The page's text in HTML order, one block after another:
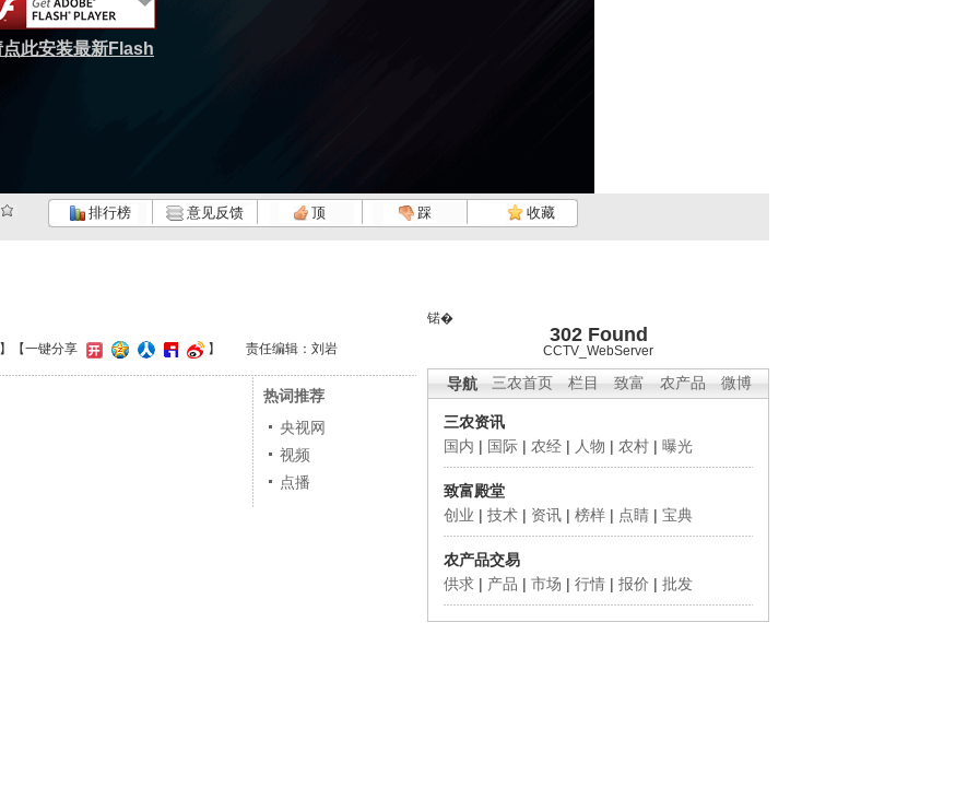
点此安装最新Flash
排行榜 意见反馈 顶 踩 收藏
锘�
302 Found
CCTV_WebServer
三农首页 栏目 致富 农产品 微博
导航
三农资讯
国内 | 国际 | 农经 | 人物 | 农村 | 曝光
致富殿堂
创业 | 技术 | 资讯 | 榜样 | 点睛 | 宝典
农产品交易
供求 | 产品 | 市场 | 行情 | 报价 | 批发
】 【一键分享 】 责任编辑：刘岩
热词推荐
央视网
视频
点播